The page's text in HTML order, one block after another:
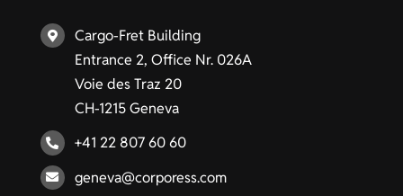
Cargo-Fret Building
Entrance 2, Office Nr. 026A
Voie des Traz 20
CH-1215 Geneva
+41 22 807 60 60
geneva@corporess.com